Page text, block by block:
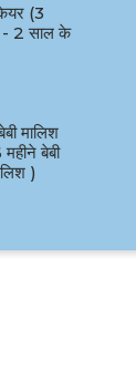
(3
- 2 साल के
मालिश
बेबी
)